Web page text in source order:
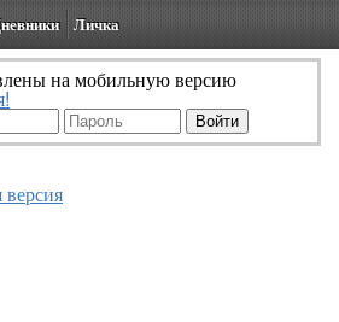
Личка
на мобильную версию